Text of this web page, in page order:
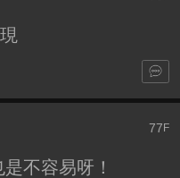
77 F
不容易呀！